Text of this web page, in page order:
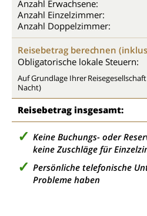
Anzahl Erwachsene:
Anzahl Einzelzimmer:
Anzahl Doppelzimmer:
Reisebetrag berechnen
Obligatorische lokale Steuern:
Auf Grundlage Ihrer
Nacht)
Reisebetrag insgesamt:
Keine Buchungs- oder
keine Zuschläge für
Persönliche telefonische
Probleme haben